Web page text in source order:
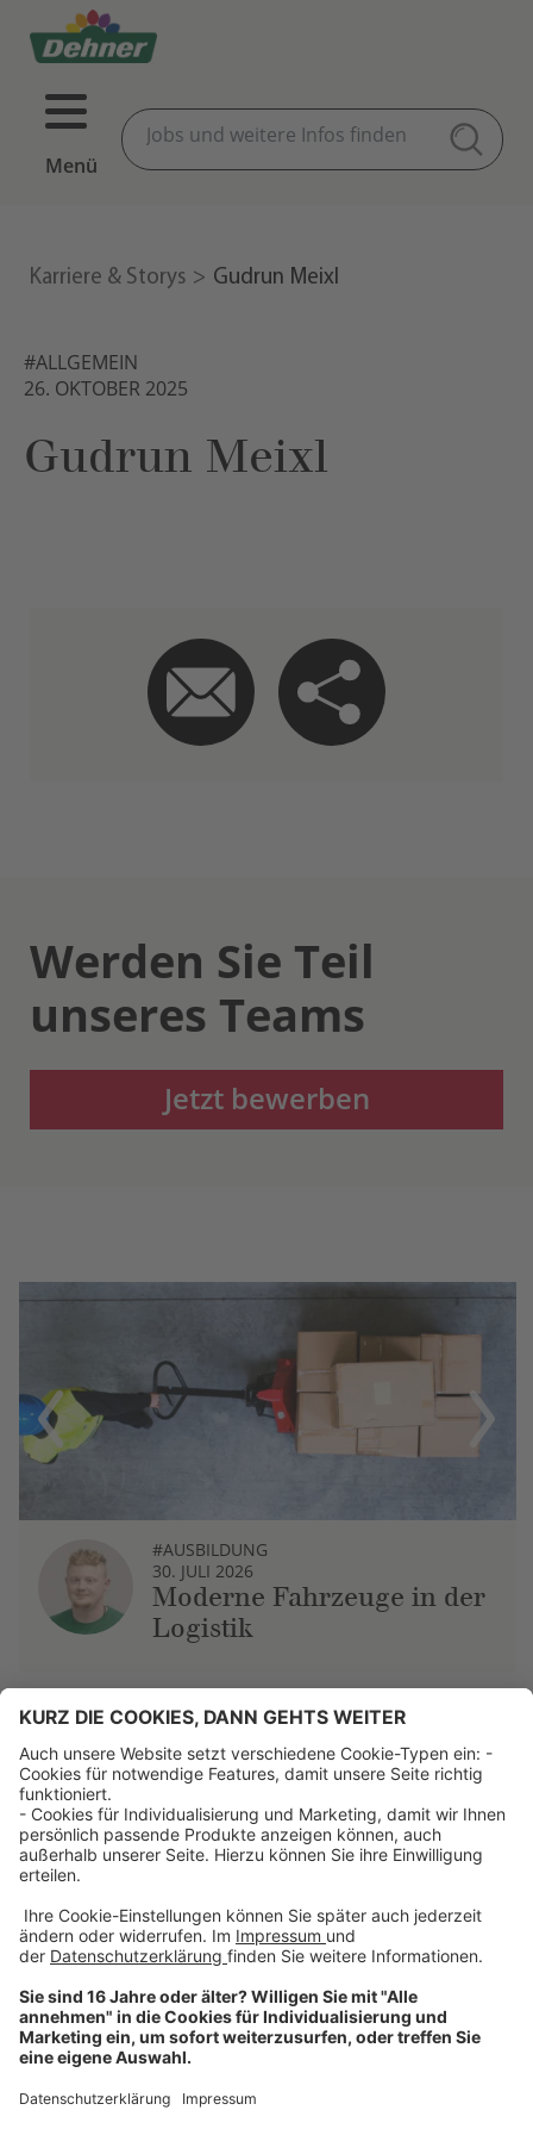
Menü
Karriere & Storys Gudrun Meixl
#ALLGEMEIN
26. OKTOBER 2025
Gudrun Meixl
Werden Sie Teil
unseres Teams
Jetzt bewerben
Previous
#AUSBILDUNG
30. JULI 2026
Moderne Fahrzeuge in der
Logistik
Next
Über uns
Dehner Unternehmen
Jobs bei Dehner